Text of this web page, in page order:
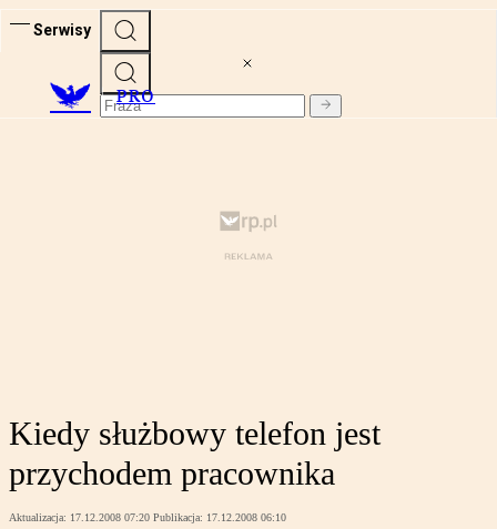
Serwisy
PRO
Kiedy służbowy telefon jest
przychodem pracownika
Aktualizacja: 17.12.2008 07:20 Publikacja: 17.12.2008 06:10